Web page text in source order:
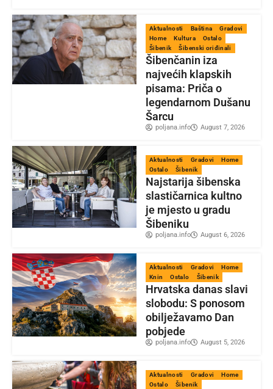
Aktualnosti Baština
Gradovi
Home
Kultura
Ostalo
Šibenik
Šibenski oriđinali
Šibenčanin iza
najvećih klapskih
pisama: Priča o
legendarnom Dušanu
Šarcu
poljana.info August 7, 2026
Aktualnosti Gradovi
Home
Ostalo
Šibenik
Najstarija šibenska
slastičarnica kultno
je mjesto u gradu
Šibeniku
poljana.info August 6, 2026
Aktualnosti Gradovi
Home
Knin
Ostalo Šibenik
Hrvatska danas slavi
slobodu: S ponosom
obilježavamo Dan
pobjede
poljana.info August 5, 2026
Aktualnosti Gradovi
Home
Ostalo
Šibenik